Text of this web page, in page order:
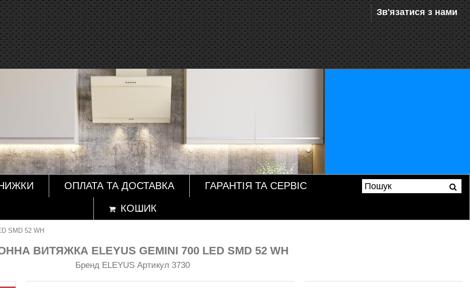
Зв'язатися з нами
ОПЛАТА ТА ДОСТАВКА ГАРАНТІЯ ТА СЕРВІС
КОШИК
SMD 52 WH
ВИТЯЖКА ELEYUS GEMINI 700 LED SMD 52 WH
Бренд ELEYUS Артикул 3730